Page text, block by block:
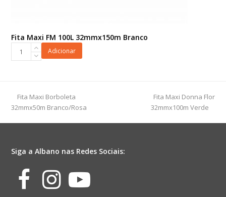
Fita Maxi FM 100L 32mmx150m Branco
Branco
quantidade
Adicionar
previous
post:
Fita Maxi Borboleta
32mmx50m Branco/Rosa
next
post:
Fita Maxi Donna Flor
32mmx100m Verde
Siga a Albano nas Redes Sociais:
Facebook
Instagram
Youtube